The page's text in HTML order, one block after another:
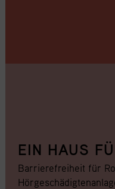
Ob Vortrag,
Angebot an
EIN HAUS
Barrierefreiheit für